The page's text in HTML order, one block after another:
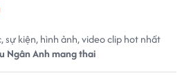
sự kiện, hình ảnh, video clip hot nhất
Ngân Anh mang thai